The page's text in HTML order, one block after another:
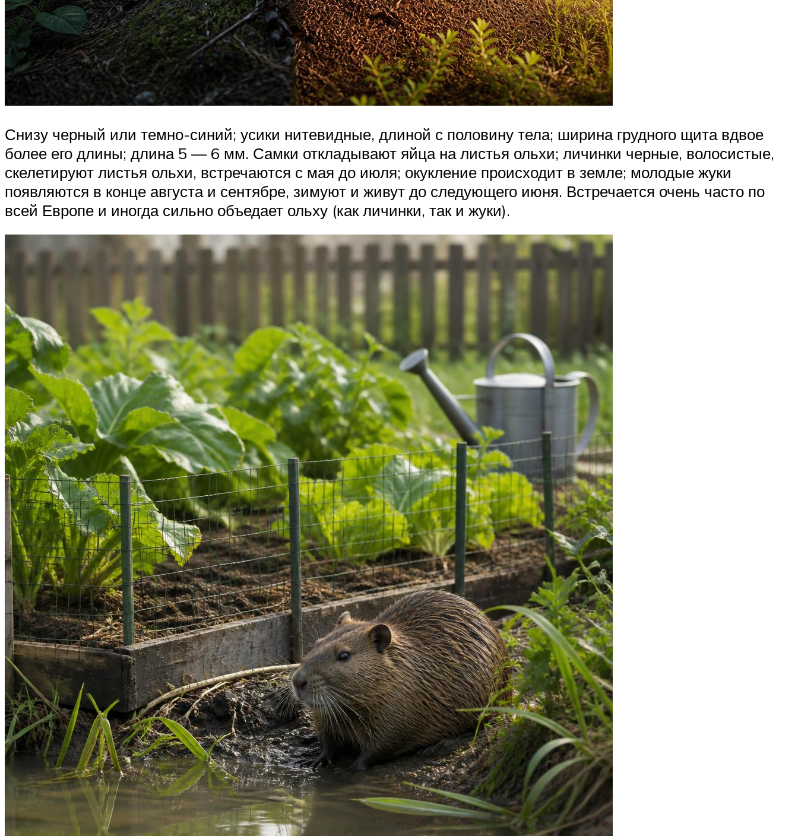
Снизу черный или темно-синий; усики нитевидные, длиной с половину тела; ширина грудного щита вдвое
более его длины; длина 5 — 6 мм. Самки откладывают яйца на листья ольхи; личинки черные, волосистые,
скелетируют листья ольхи, встречаются с мая до июля; окукление происходит в земле; молодые жуки
появляются в конце августа и сентябре, зимуют и живут до следующего июня. Встречается очень часто по
всей Европе и иногда сильно объедает ольху (как личинки, так и жуки).